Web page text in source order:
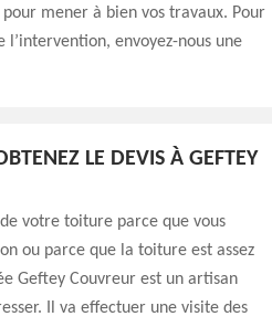
mener à bien vos travaux. Pour
envoyez-nous une
LE DEVIS À GEFTEY
votre toiture parce que vous
ou parce que la toiture est assez
Geftey Couvreur est un artisan
Il va effectuer une visite des